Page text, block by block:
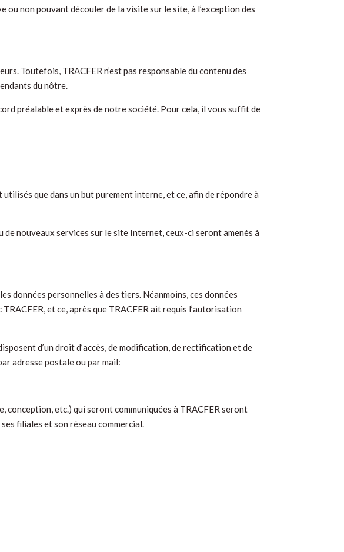
non pouvant découler de la visite sur le site, à l’exception des
Toutefois, TRACFER n’est pas responsable du contenu des
du nôtre.
préalable et exprès de notre société. Pour cela, il vous suffit de
que dans un but purement interne, et ce, afin de répondre à
nouveaux services sur le site Internet, ceux-ci seront amenés à
données personnelles à des tiers. Néanmoins, ces données
et ce, après que TRACFER ait requis l’autorisation
d’un droit d’accès, de modification, de rectification et de
adresse postale ou par mail:
conception, etc.) qui seront communiquées à TRACFER seront
filiales et son réseau commercial.